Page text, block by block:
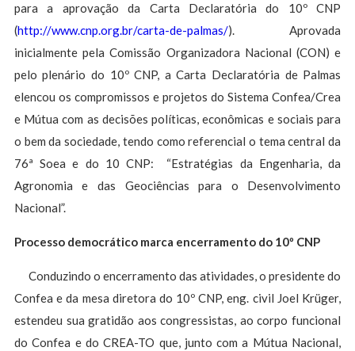
para a aprovação da Carta Declaratória do 10º CNP
(http://www.cnp.org.br/carta-de-palmas/). Aprovada
inicialmente pela Comissão Organizadora Nacional (CON) e
pelo plenário do 10º CNP, a Carta Declaratória de Palmas
elencou os compromissos e projetos do Sistema Confea/Crea
e Mútua com as decisões políticas, econômicas e sociais para
o bem da sociedade, tendo como referencial o tema central da
76ª Soea e do 10 CNP: “Estratégias da Engenharia, da
Agronomia e das Geociências para o Desenvolvimento
Nacional”.
Processo democrático marca encerramento do 10º CNP
Conduzindo o encerramento das atividades, o presidente do
Confea e da mesa diretora do 10º CNP, eng. civil Joel Krüger,
estendeu sua gratidão aos congressistas, ao corpo funcional
do Confea e do CREA-TO que, junto com a Mútua Nacional,